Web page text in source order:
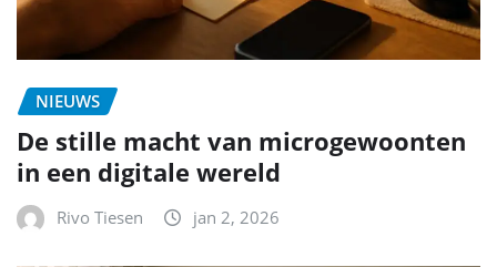
NIEUWS
De stille macht van microgewoonten
in een digitale wereld
Rivo Tiesen jan 2, 2026